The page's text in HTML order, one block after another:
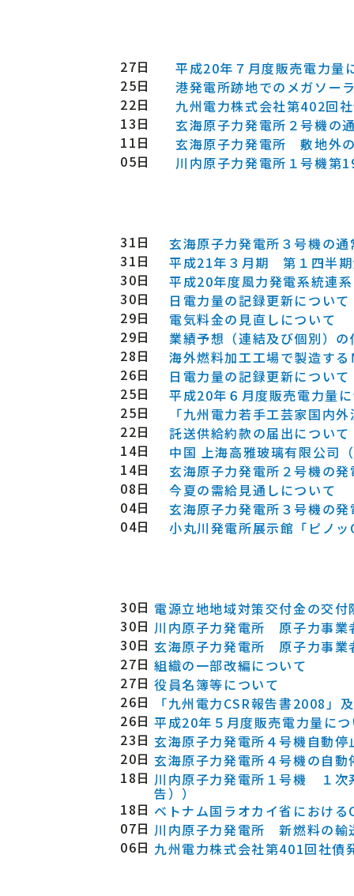
27日
平成20年７月度販売電力量
25日
港発電所跡地でのメガソー
22日
九州電力株式会社第402回
13日
玄海原子力発電所２号機の
11日
玄海原子力発電所 敷地外
05日
川内原子力発電所１号機第
31日
玄海原子力発電所３号機の
31日
平成21年３月期 第１四半
30日
平成20年度風力発電系統連
30日
日電力量の記録更新につい
29日
電気料金の見直しについて
29日
業績予想（連結及び個別）
28日
海外燃料加工工場で製造す
26日
日電力量の記録更新につい
25日
平成20年６月度販売電力量
25日
「九州電力若手工芸家国内
22日
託送供給約款の届出について
14日
中国 上海高雅玻璃有限公司
14日
玄海原子力発電所２号機の
08日
今夏の需給見通しについて
04日
玄海原子力発電所３号機の
04日
小丸川発電所展示館「ピノ
30日 電源立地地域対策交付金の交
30日 川内原子力発電所 原子力事業
30日 玄海原子力発電所 原子力事業
27日 組織の一部改編について
27日 役員名簿等について
26日
「九州電力CSR報告書2008」
26日 平成20年５月度販売電力量に
23日 玄海原子力発電所４号機自動
20日 玄海原子力発電所４号機の自動
18日 川内原子力発電所１号機 １次
告））
18日 ベトナム国ラオカイ省におけ
07日 川内原子力発電所 新燃料の輸
06日 九州電力株式会社第401回社債